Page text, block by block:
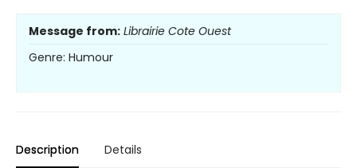
Message from: Librairie Cote Ouest
Genre: Humour
Description Details